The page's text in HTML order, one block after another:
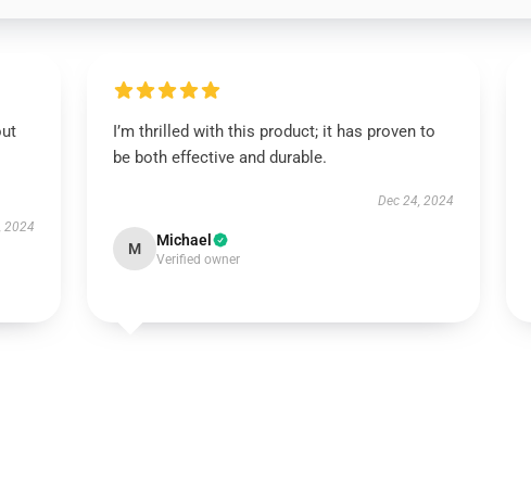
2024
I’m thrilled with this product; it has proven to
be both effective and durable.
Dec 24, 2024
M Michael
Verified owner